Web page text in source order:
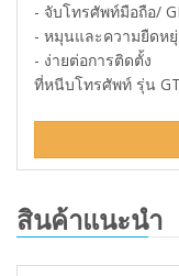
- จับโทรศัพท์มือถือ/
- หมุนและความยืดห
- ง่ายต่อการติดตั้ง
ที่หนีบโทรศัพท์ รุ่น
สินค้าแนะนำ